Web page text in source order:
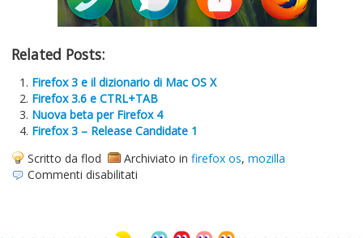
Related Posts:
Firefox 3 e il dizionario di Mac OS X
Firefox 3.6 e CTRL+TAB
Nuova beta per Firefox 4
Firefox 3 – Release Candidate 1
Scritto da flod
Archiviato in firefox os, mozilla
Commenti disabilitati